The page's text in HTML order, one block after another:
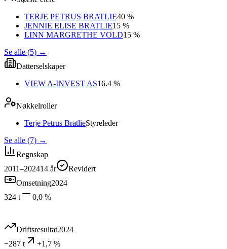
TERJE PETRUS BRATLIE40 %
JENNIE ELISE BRATLIE15 %
LINN MARGRETHE VOLD15 %
Se alle (5) →
Datterselskaper
VIEW A-INVEST AS16.4 %
Nøkkelroller
Terje Petrus BratlieStyreleder
Se alle (7) →
Regnskap
2011–202414 år
Revidert
Omsetning2024
324 t
0,0 %
Driftsresultat2024
−287 t
+1,7 %